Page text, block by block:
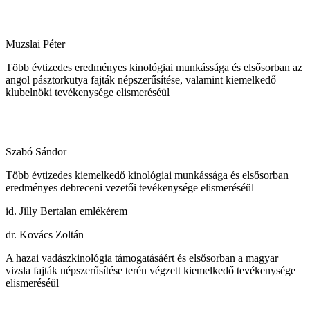
Muzslai Péter
Több évtizedes eredményes kinológiai munkássága és elsősorban az
angol pásztorkutya fajták népszerűsítése, valamint kiemelkedő
klubelnöki tevékenysége elismeréséül
Szabó Sándor
Több évtizedes kiemelkedő kinológiai munkássága és elsősorban
eredményes debreceni vezetői tevékenysége elismeréséül
id. Jilly Bertalan emlékérem
dr. Kovács Zoltán
A hazai vadászkinológia támogatásáért és elsősorban a magyar
vizsla fajták népszerűsítése terén végzett kiemelkedő tevékenysége
elismeréséül